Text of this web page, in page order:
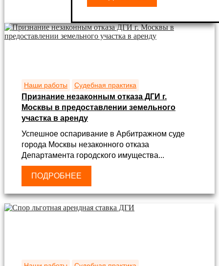
Наши работы Судебная практика
Признание незаконным отказа ДГИ г.
Москвы в предоставлении земельного
участка в аренду
Успешное оспаривание в Арбитражном суде
города Москвы незаконного отказа
Департамента городского имущества...
ПОДРОБНЕЕ